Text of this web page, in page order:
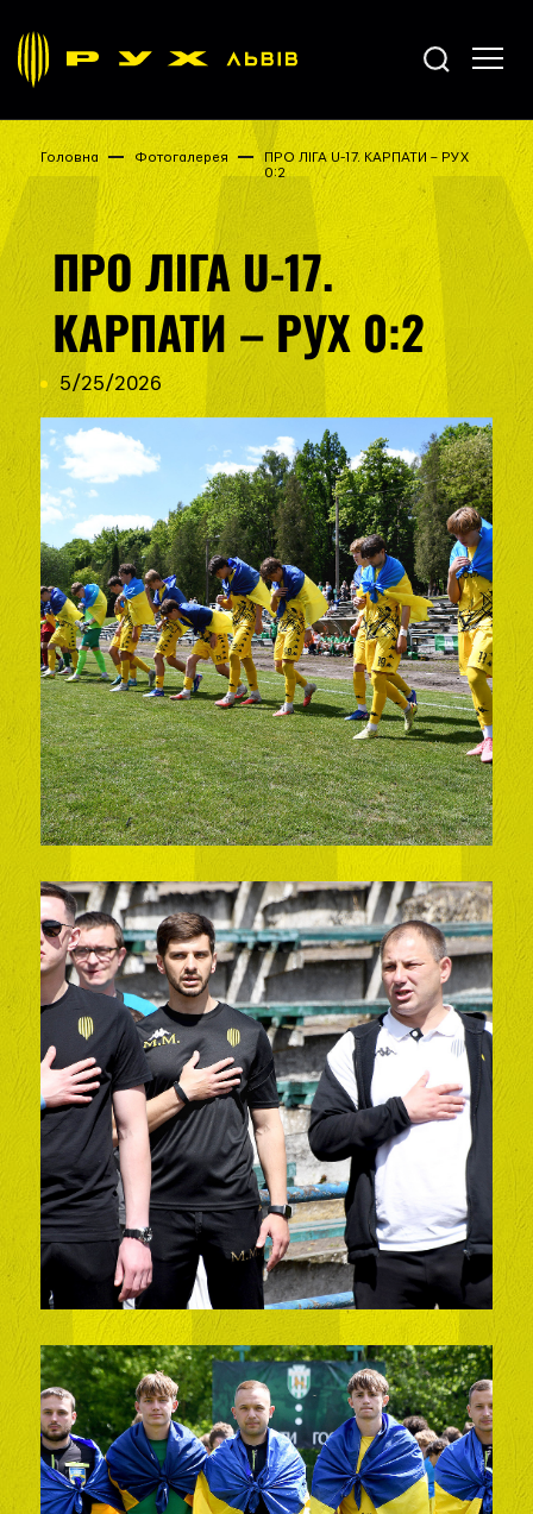
Головна Фотогалерея
ПРО ЛІГА U-17. КАРПАТИ – РУХ
0:2
ПРО ЛІГА U-17.
КАРПАТИ – РУХ 0:2
5/25/2026